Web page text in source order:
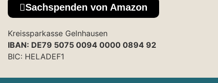
Sachspenden von Amazon
Kreissparkasse Gelnhausen
IBAN: DE79 5075 0094 0000 0894 92
BIC: HELADEF1